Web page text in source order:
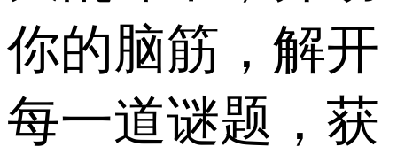
你的脑筋，解开
每一道谜题，获